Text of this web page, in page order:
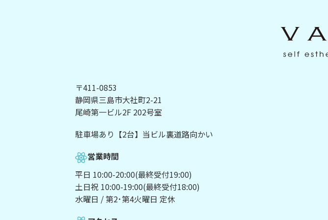
〒411-0853
静岡県三島市大社町2-21
尾崎第一ビル2F 202号室
駐車場あり【2台】当ビル裏道路向かい
営業時間
平日 10:00-20:00(最終受付19:00)
土日祝 10:00-19:00(最終受付18:00)
水曜日 / 第2･第4火曜日 定休